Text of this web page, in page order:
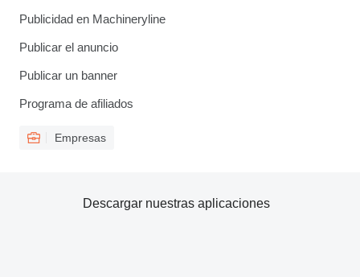
Publicidad en Machineryline
Publicar el anuncio
Publicar un banner
Programa de afiliados
Empresas
Descargar nuestras aplicaciones